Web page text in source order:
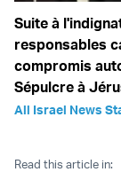
Suite à
responsables
compromis
Sépulcre à
All Israel News
Read this article in: